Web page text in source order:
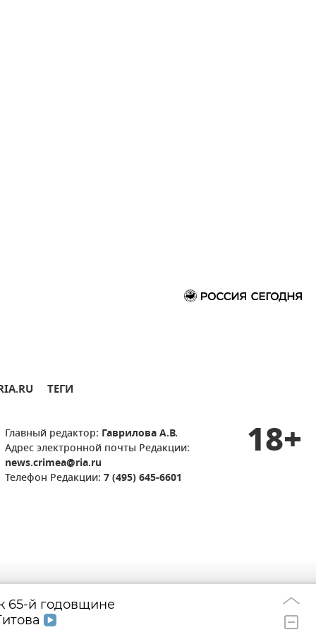
ТЕГИ
Главный редактор: Гаврилова А.В.
Адрес электронной почты Редакции:
news.crimea@ria.ru
Телефон Редакции: 7 (495) 645-6601
18+
65-й годовщине
Над Крымом и